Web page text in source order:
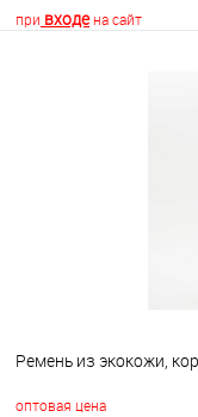
при входена сайт
Ремень из экокожи,
оптовая цена